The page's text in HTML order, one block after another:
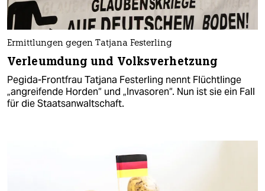
Ermittlungen gegen Tatjana Festerling
Verleumdung und Volksverhetzung
Pegida-Frontfrau Tatjana Festerling nennt Flüchtlinge
„angreifende Horden“ und „Invasoren“. Nun ist sie ein Fall
für die Staatsanwaltschaft.